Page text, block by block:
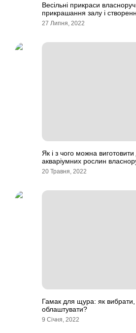
Весільні прикраси
прикрашання залу і
27 Липня, 2022
Як і з чого можна
акваріумних рослин
20 Травня, 2022
Гамак для щура: як вибрати,
облаштувати?
9 Січня, 2022